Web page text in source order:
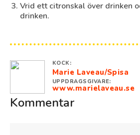
Vrid ett citronskal över drinken
drinken.
KOCK:
Marie Laveau/Spisa
UPPDRAGSGIVARE:
www.marielaveau.se
Kommentar